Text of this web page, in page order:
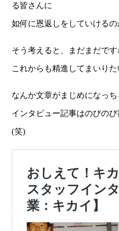
る皆さんに
如何に恩返しをしていける
そう考えると、まだまだです
これからも精進してまいりた
なんか文章がまじめになっ
インタビュー記事はのびの
(笑)